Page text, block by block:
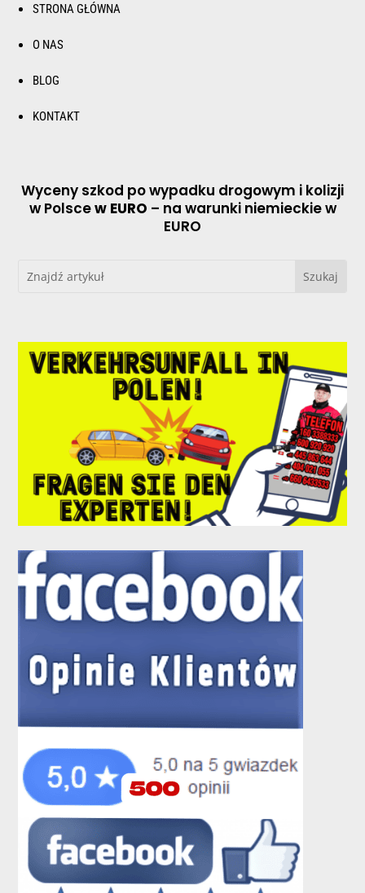
STRONA GŁÓWNA
O NAS
BLOG
KONTAKT
Wyceny szkod po wypadku drogowym i kolizji
w Polscew EURO – na warunki niemieckie w
EURO